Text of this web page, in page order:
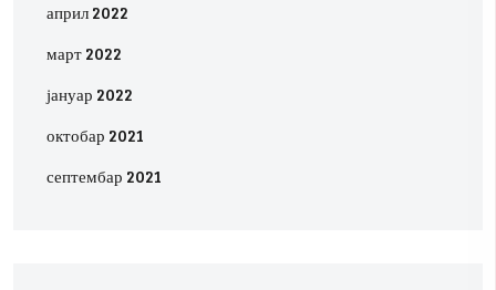
април 2022
март 2022
јануар 2022
октобар 2021
септембар 2021